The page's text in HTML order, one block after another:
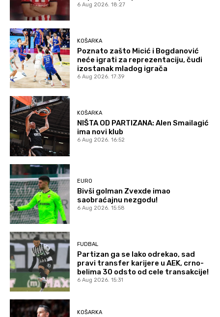
6 Aug 2026. 18:27
KOŠARKA
Poznato zašto Micić i Bogdanović
neće igrati za reprezentaciju, čudi
izostanak mladog igrača
6 Aug 2026. 17:39
KOŠARKA
NIŠTA OD PARTIZANA: Alen Smailagić
ima novi klub
6 Aug 2026. 16:52
EURO
Bivši golman Zvexde imao
saobraćajnu nezgodu!
6 Aug 2026. 15:58
FUDBAL
Partizan ga se lako odrekao, sad
pravi transfer karijere u AEK, crno-
belima 30 odsto od cele transakcije!
6 Aug 2026. 15:31
KOŠARKA